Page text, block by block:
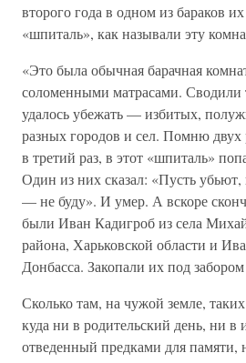
второго года в одном из бараков
«шпиталь», как называли эту
«Это была обычная барачная
соломенными матрасами. Сводили
удалось убежать — избитых,
разных городов и сел. Помню
в третий раз, в этот «шпиталь»
Один из них сказал: «Пусть убьют,
— не буду». И умер. А вскоре
были Иван Кадигроб из села
района, Харьковской области и
Донбасса. Закопали их под забором
Сколько там, на чужой земле,
куда ни в родительский день, ни в
отведенный предками для памяти,